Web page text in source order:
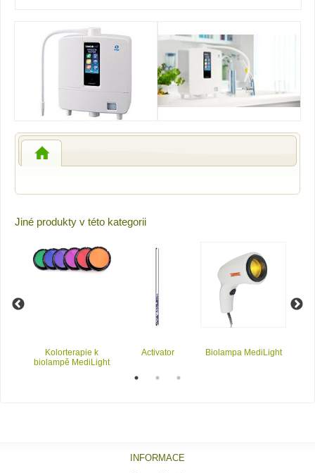
Jiné produkty v této kategorii
Kolorterapie k
biolampě MediLight
Activator Biolampa MediLight
INFORMACE